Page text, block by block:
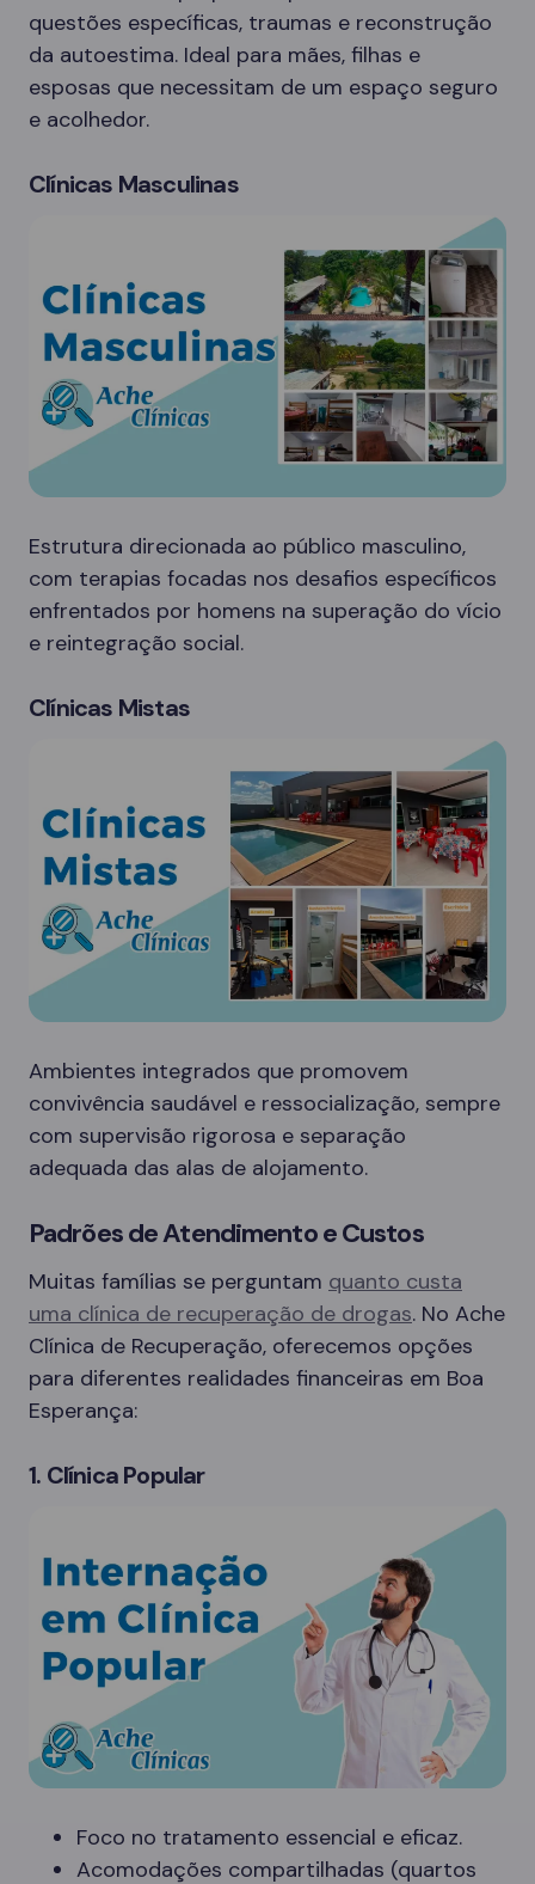
questões específicas, traumas e reconstrução
da autoestima. Ideal para mães, filhas e
esposas que necessitam de um espaço seguro
e acolhedor.
Clínicas Masculinas
Estrutura direcionada ao público masculino,
com terapias focadas nos desafios específicos
enfrentados por homens na superação do vício
e reintegração social.
Clínicas Mistas
Ambientes integrados que promovem
convivência saudável e ressocialização, sempre
com supervisão rigorosa e separação
adequada das alas de alojamento.
Padrões de Atendimento e Custos
Muitas famílias se perguntam quanto custa
uma clínica de recuperação de drogas. No Ache
Clínica de Recuperação, oferecemos opções
para diferentes realidades financeiras em Boa
Esperança:
1. Clínica Popular
Foco no tratamento essencial e eficaz.
Acomodações compartilhadas (quartos